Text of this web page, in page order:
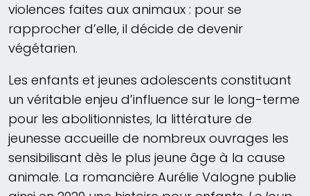
violences faites aux animaux : pour se
rapprocher d’elle, il décide de devenir
végétarien.
Les enfants et jeunes adolescents constituant
un véritable enjeu d’influence sur le long-terme
pour les abolitionnistes, la littérature de
jeunesse accueille de nombreux ouvrages les
sensibilisant dès le plus jeune âge à la cause
animale. La romancière Aurélie Valogne publie